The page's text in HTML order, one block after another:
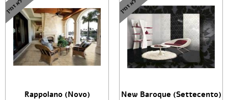
(New Baroque (Settecento
(Rappolano (Novo